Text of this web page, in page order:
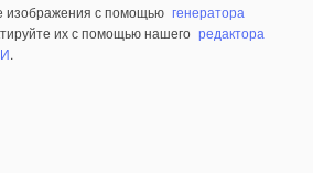
изображения с помощью генератора
их с помощью нашего редактора
.